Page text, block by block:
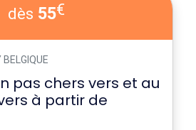
dès 55€
BELGIQUE
pas chers vers et au
à partir de